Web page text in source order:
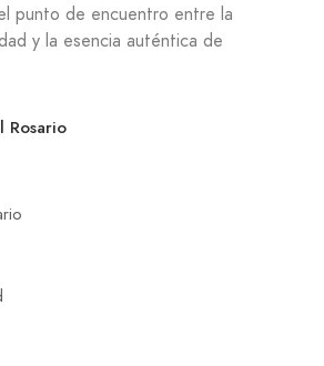
punto de encuentro entre la
y la esencia auténtica de
Rosario